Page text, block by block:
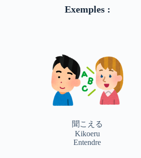
Exemples :
聞こえる
Kikoeru
Entendre